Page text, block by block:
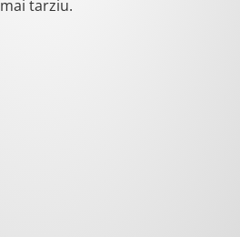
mai tarziu.